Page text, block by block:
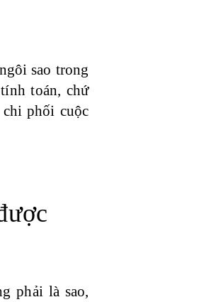
sao trong
toán, chứ
phối cuộc
phải là sao,